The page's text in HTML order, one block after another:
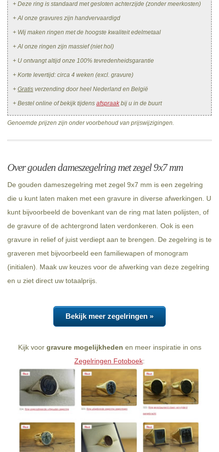
+ Deze ring is standaard met gesloten achterzijde (zonder meerkosten)
+ Al onze gravures zijn handvervaardigd
+ Wij maken ringen met de hoogste kwaliteit edelmetaal
+ Al onze ringen zijn massief (niet hol)
+ U ontvangt altijd onze 100% tevredenheidsgarantie
+ Korte levertijd: circa 4 weken (excl. gravure)
+ Gratis verzending door heel Nederland en België
+ Bestel online of bekijk tijdens afspraakbij u in de buurt
Genoemde prijzen zijn onder voorbehoud van prijswijzigingen.
Over gouden dameszegelring met zegel 9x7 mm
De gouden dameszegelring met zegel 9x7 mm is een zegelring
die u kunt laten maken met een gravure in diverse afwerkingen. U
kunt bijvoorbeeld de bovenkant van de ring mat laten polijsten, of
de gravure of de achtergrond laten verdonkeren. Ook is een
gravure in relief of juist verdiept aan te brengen. De zegelring is te
graveren met bijvoorbeeld een familiewapen of monogram
(initialen). Maak uw keuzes voor de afwerking van deze zegelring
en u ziet direct uw totaalprijs.
Bekijk meer zegelringen »
Kijk voor gravure mogelijkheden en meer inspiratie in ons
Zegelringen Fotoboek: